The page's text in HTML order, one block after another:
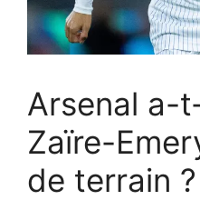
Arsenal a-
Zaïre-
de terrain ?